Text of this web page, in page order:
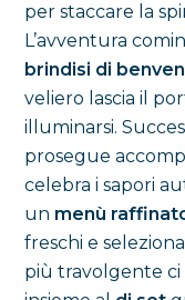
per staccare la
L’avventura
brindisi di
veliero lascia il
illuminarsi.
prosegue
celebra i sapori
un menù
freschi e
più travolgente ci